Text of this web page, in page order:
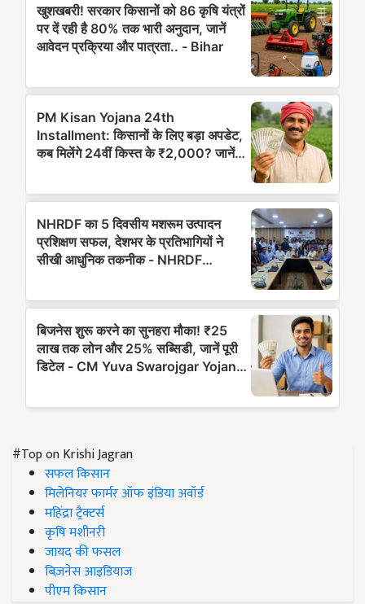
#Top on Krishi Jagran
सफल किसान
मिलेनियर फार्मर ऑफ इंडिया अवॉर्ड
महिंद्रा ट्रैक्टर्स
कृषि मशीनरी
जायद की फसल
बिज़नेस आइडियाज
पीएम किसान